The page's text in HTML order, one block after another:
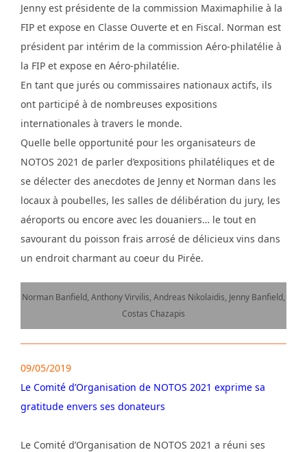
Jenny est présidente de la commission Maximaphilie à la
FIP et expose en Classe Ouverte et en Fiscal. Norman est
président par intérim de la commission Aéro-philatélie à
la FIP et expose en Aéro-philatélie.
En tant que jurés ou commissaires nationaux actifs, ils
ont participé à de nombreuses expositions
internationales à travers le monde.
Quelle belle opportunité pour les organisateurs de
NOTOS 2021 de parler d’expositions philatéliques et de
se délecter des anecdotes de Jenny et Norman dans les
locaux à poubelles, les salles de délibération du jury, les
aéroports ou encore avec les douaniers… le tout en
savourant du poisson frais arrosé de délicieux vins dans
un endroit charmant au coeur du Pirée.
Norman Banfield, Anthony Virvilis, Andreas Nikolaidis, Jenny Banfield,
Costas Chazapis
09/05/2019
Le Comité d’Organisation de NOTOS 2021 exprime sa
gratitude envers ses donateurs
Le Comité d’Organisation de NOTOS 2021 a réuni ses